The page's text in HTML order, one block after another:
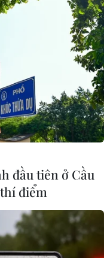
đầu tiên ở Cầu
điểm